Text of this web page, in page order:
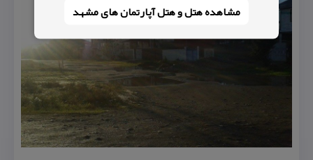
مشاهده هتل و هتل‌ آپارتمان های مشهد